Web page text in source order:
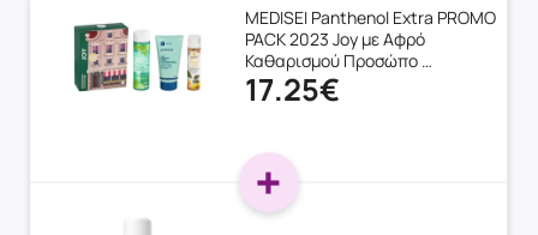
MEDISEI Panthenol Extra PROMO
PACK 2023 Joy με Αφρό
Καθαρισμού Προσώπο …
17.25€